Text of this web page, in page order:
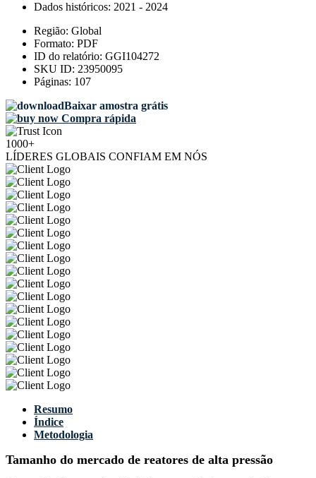
Dados históricos: 2021 - 2024
Região: Global
Formato: PDF
ID do relatório: GGI104272
SKU ID: 23950095
Páginas: 107
Baixar amostra grátis
Compra rápida
1000+
LÍDERES GLOBAIS CONFIAM EM NÓS
Resumo
Índice
Metodologia
Tamanho do mercado de reatores de alta pressão